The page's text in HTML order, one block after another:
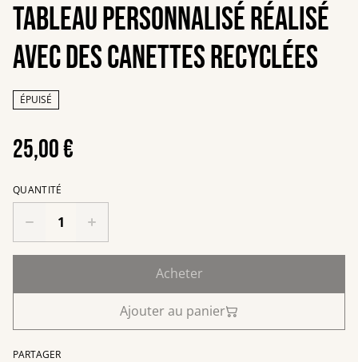
Tableau personnalisé réalisé
avec des canettes recyclées
ÉPUISÉ
25,00 €
QUANTITÉ
Acheter
Ajouter au panier
PARTAGER